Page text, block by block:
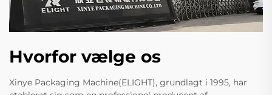
Hvorfor vælge os
Xinye Packaging Machine(ELIGHT), grundlagt i 1995, har